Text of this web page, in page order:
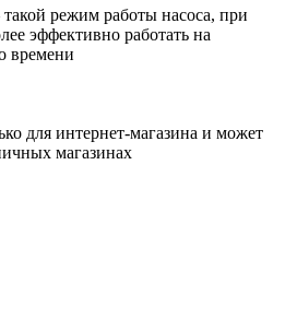
режим работы насоса, при
эффективно работать на
времени
для интернет-магазина и может
магазинах